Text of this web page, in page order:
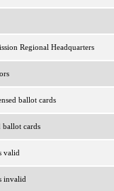
Regional Headquarters
ballot cards
cards
valid
invalid